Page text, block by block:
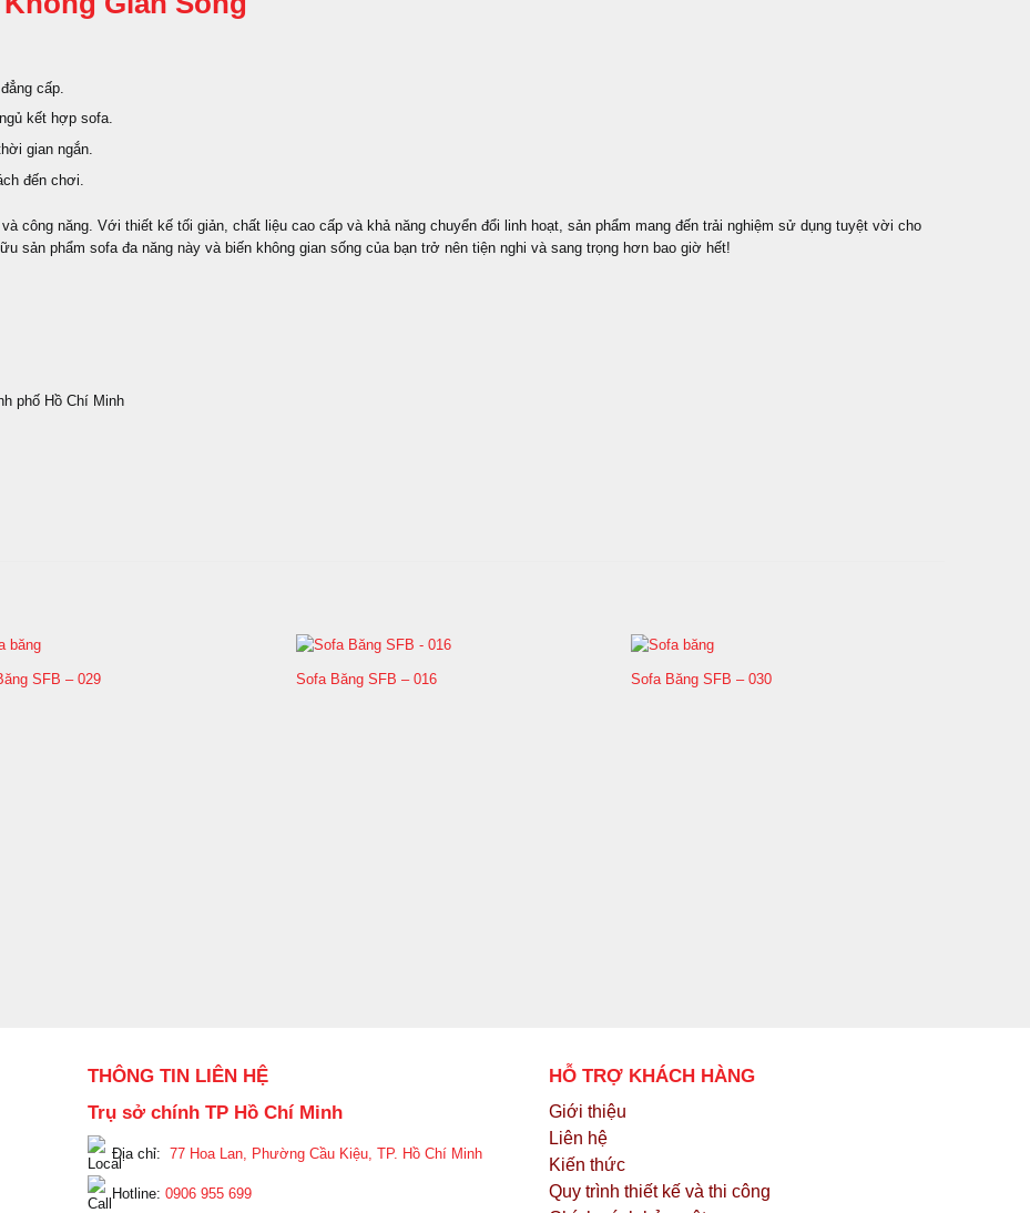
cấp.
kết hợp sofa.
gian ngắn.
đến chơi.
công năng. Với thiết kế tối giản, chất liệu cao cấp và khả năng chuyển đổi linh hoạt, sản phẩm mang đến trải nghiệm sử dụng tuyệt vời cho
sản phẩm sofa đa năng này và biến không gian sống của bạn trở nên tiện nghi và sang trọng hơn bao giờ hết!
phố Hồ Chí Minh
SFB – 029 Sofa Băng SFB – 016 Sofa Băng SFB – 030
THÔNG TIN LIÊN HỆ
Trụ sở chính TP Hồ Chí Minh
Địa chỉ: 77 Hoa Lan, Phường Cầu Kiệu, TP. Hồ Chí Minh
Hotline: 0906 955 699
HỖ TRỢ KHÁCH HÀNG
Giới thiệu
Liên hệ
Kiến thức
Quy trình thiết kế và thi công